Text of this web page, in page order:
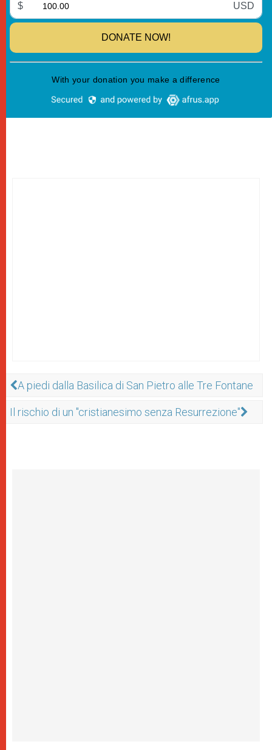
A piedi dalla Basilica di San Pietro alle Tre Fontane
Il rischio di un "cristianesimo senza Resurrezione"